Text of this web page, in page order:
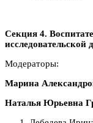
Секция 4.
исследовательской
Модераторы:
Марина
Наталья Юрьевна